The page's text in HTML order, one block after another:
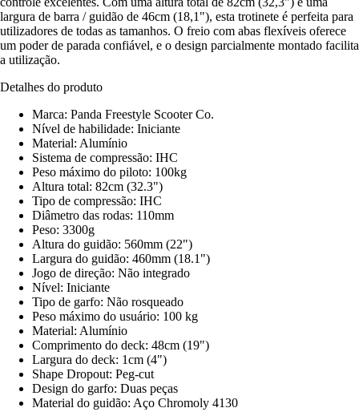
largura de barra / guidão de 46cm (18,1"), esta trotinete é perfeita para
utilizadores de todas as tamanhos. O freio com abas flexíveis oferece
um poder de parada confiável, e o design parcialmente montado facilita
a utilização.
Detalhes do produto
Marca: Panda Freestyle Scooter Co.
Nível de habilidade: Iniciante
Material: Alumínio
Sistema de compressão: IHC
Peso máximo do piloto: 100kg
Altura total: 82cm (32.3")
Tipo de compressão: IHC
Diâmetro das rodas: 110mm
Peso: 3300g
Altura do guidão: 560mm (22")
Largura do guidão: 460mm (18.1")
Jogo de direção: Não integrado
Nível: Iniciante
Tipo de garfo: Não rosqueado
Peso máximo do usuário: 100 kg
Material: Alumínio
Comprimento do deck: 48cm (19")
Largura do deck: 1cm (4")
Shape Dropout: Peg-cut
Design do garfo: Duas peças
Material do guidão: Aço Chromoly 4130